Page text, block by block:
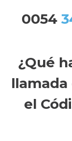
0054
¿Qué
el